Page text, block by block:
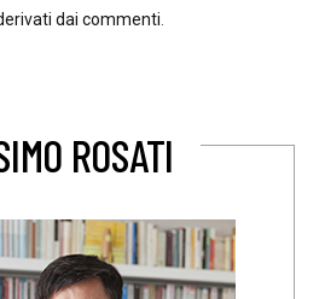
dai commenti.
ROSATI